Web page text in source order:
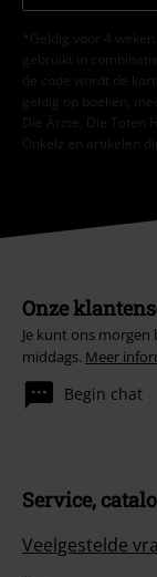
*Geldig voor 4
gebruikt in
de code wordt de
geldig op boeken,
Die Ärzte, Die Toten
Onkelz en artikelen
Onze
Je kunt ons
middags. Meer
Begin chat
Service,
Veelgestelde